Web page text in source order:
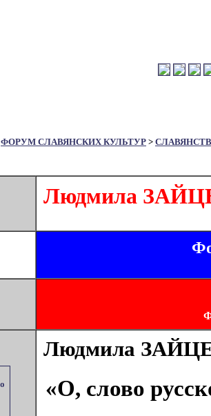
ФОРУМ СЛАВЯНСКИХ КУЛЬТУР >
Людмила
Людмила
«О, слово